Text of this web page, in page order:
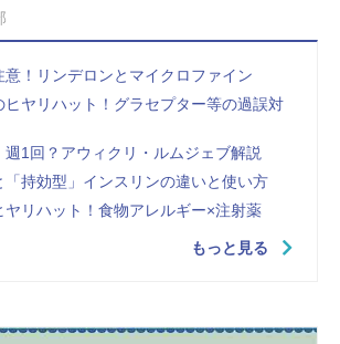
意！リンデロンとマイクロファイン
ヒヤリハット！グラセプター等の過誤対
週1回？アウィクリ・ルムジェブ解説
「持効型」インスリンの違いと使い方
ヤリハット！食物アレルギー×注射薬
もっと見る